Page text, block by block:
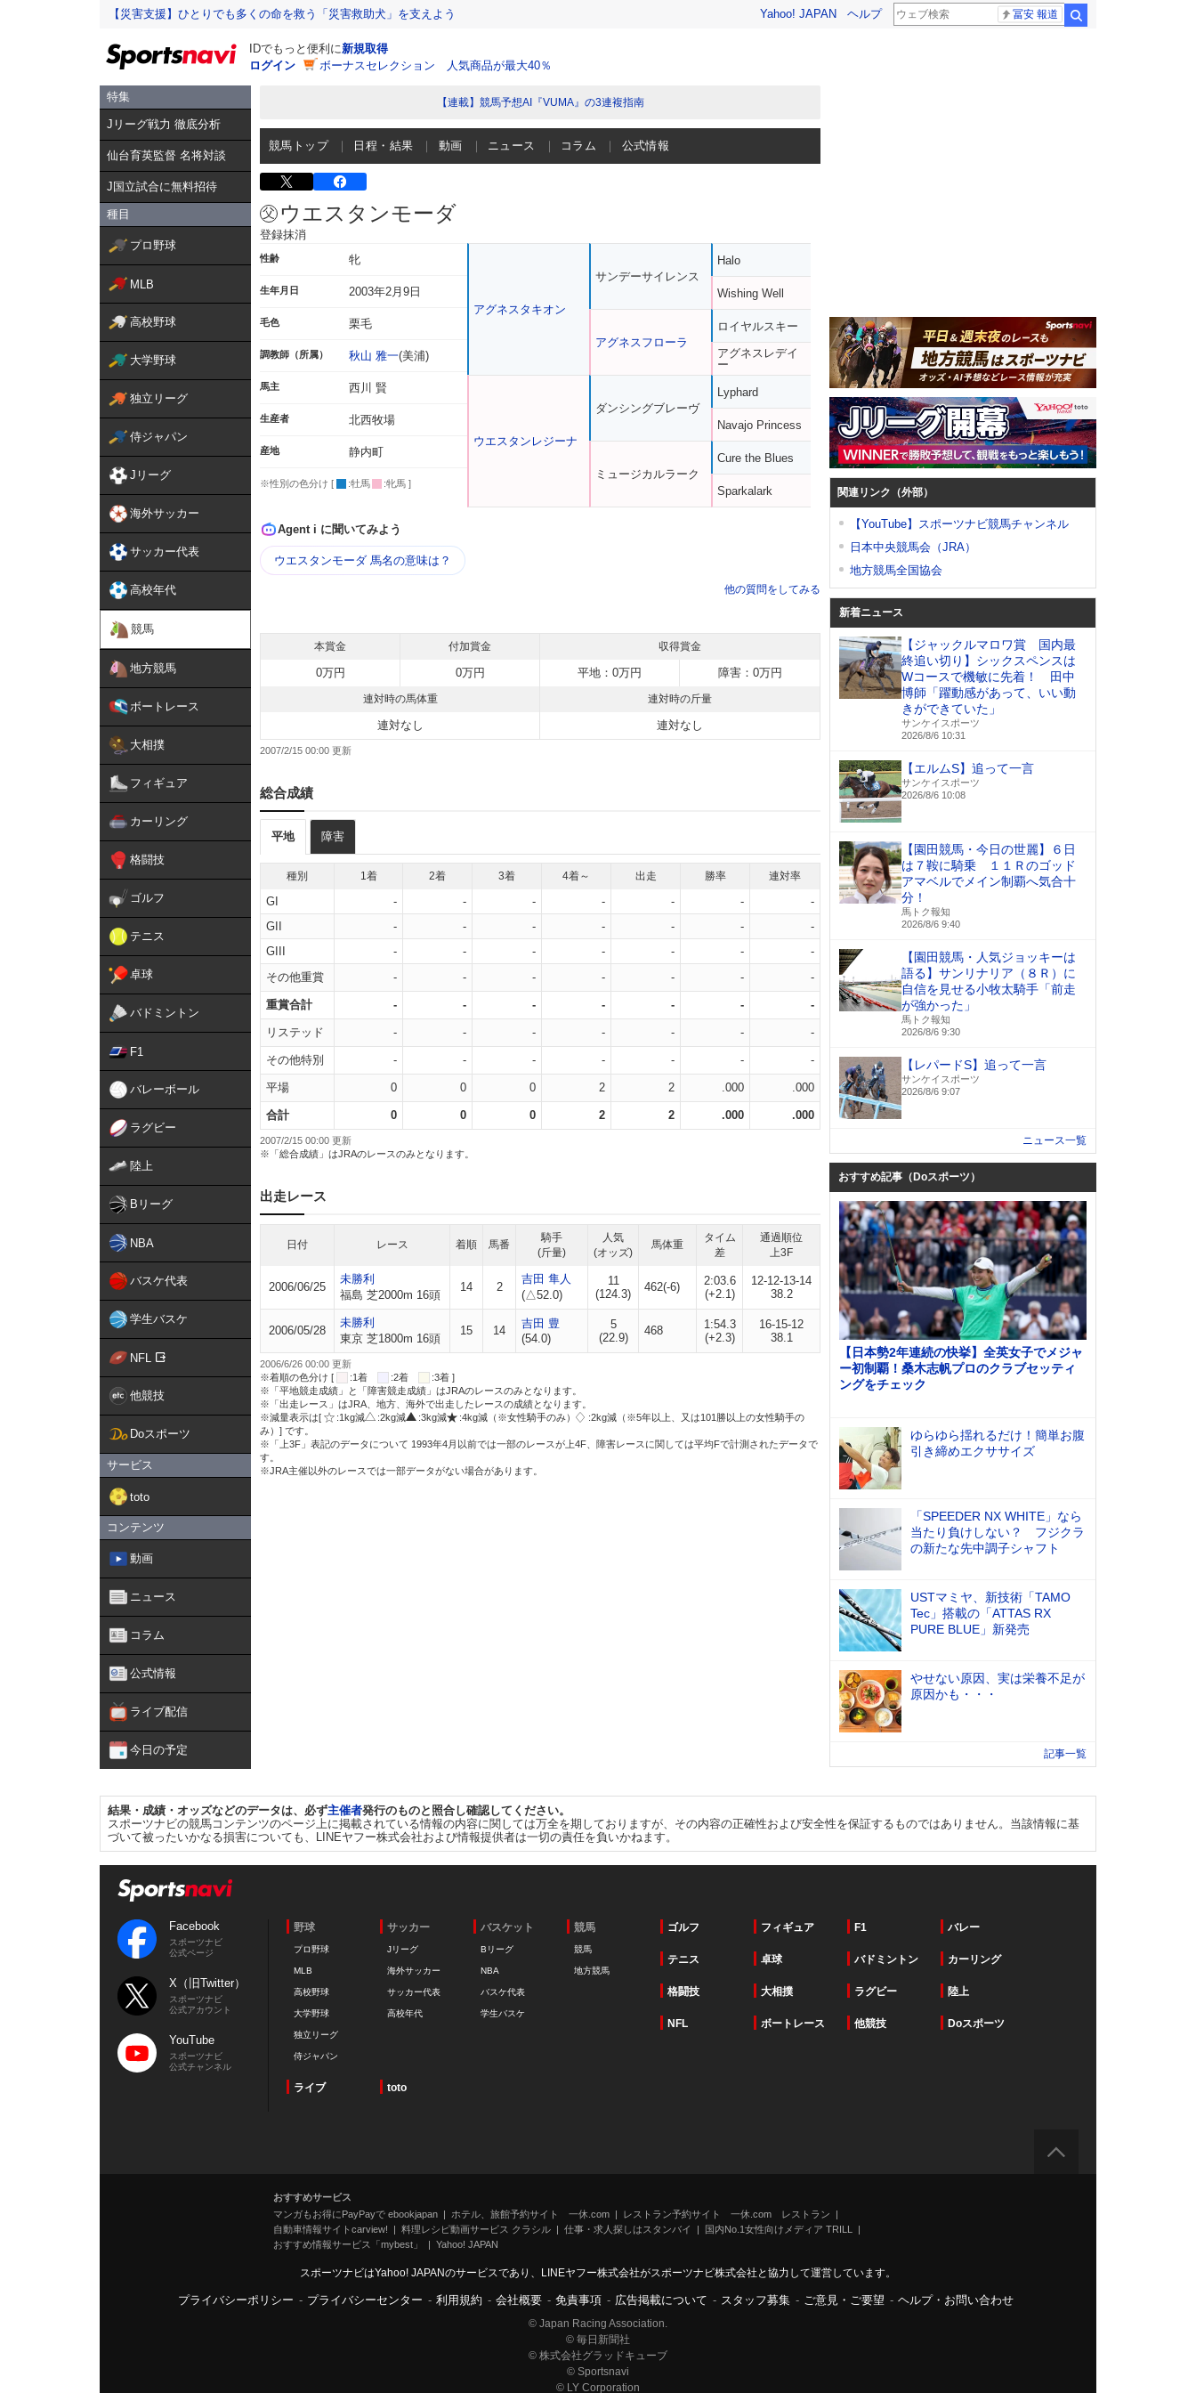
【災害支援】ひとりでも多くの命を救う「災害救助犬」を支えよう Yahoo! JAPAN ヘルプ 冨安 報道
IDでもっと便利に新規取得
ログイン
ボーナスセレクション 人気商品が最大40％
特集
Jリーグ戦力 徹底分析
仙台育英監督 名将対談
J国立試合に無料招待
種目
プロ野球
MLB
高校野球
大学野球
独立リーグ
侍ジャパン
Jリーグ
海外サッカー
サッカー代表
高校年代
競馬
地方競馬
ボートレース
大相撲
フィギュア
カーリング
格闘技
ゴルフ
テニス
卓球
バドミントン
F1
バレーボール
ラグビー
陸上
Bリーグ
NBA
バスケ代表
学生バスケ
NFL
他競技
Doスポーツ
サービス
toto
コンテンツ
動画
ニュース
コラム
公式情報
ライブ配信
今日の予定
【連載】競馬予想AI『VUMA』の3連複指南
競馬トップ 日程・結果 動画 ニュース コラム 公式情報
ウエスタンモーダ
登録抹消
性齢 牝
生年月日 2003年2月9日
毛色 栗毛
調教師（所属） 秋山 雅一(美浦)
馬主 西川 賢
生産者 北西牧場
産地 静内町
※性別の色分け [ :牡馬 :牝馬 ]
アグネスタキオン
ウエスタンレジーナ
サンデーサイレンス
アグネスフローラ
ダンシングブレーヴ
ミュージカルラーク
Halo
Wishing Well
ロイヤルスキー
アグネスレデイ
ー
Lyphard
Navajo Princess
Cure the Blues
Sparkalark
Agent i に聞いてみよう
ウエスタンモーダ 馬名の意味は？
他の質問をしてみる
本賞金 付加賞金 収得賞金
0万円 0万円 平地：0万円 障害：0万円
連対時の馬体重 連対時の斤量
連対なし 連対なし
2007/2/15 00:00
総合成績
平地 障害
種別 1着 2着 3着 4着～ 出走 勝率 連対率
GI - - - - - -
-
GII
- - - - - -
-
GIII
- - - - - -
-
その他重賞
- - - - - - -
重賞合計 - - - - - - -
リステッド - - - - - - -
その他特別 - - - - - - -
平場 0 0 0 2 2 .000 .000
合計 0 0 0 2 2 .000 .000
2007/2/15 00:00 更新
※「総合成績」はJRAのレースのみとなります。
出走レース
日付 レース 着順 馬番
騎手
(斤量)
人気
(オッズ)
馬体重
タイム
差
通過順位
上3F
2006/06/25
未勝利
福島 芝2000m 16頭
14 2
吉田 隼人
(△52.0)
11
(124.3)
462(-6)
2:03.6
(+2.1)
12-12-13-14
38.2
2006/05/28
未勝利
東京 芝1800m 16頭
15 14
吉田 豊
(54.0)
5
(22.9)
468
1:54.3
(+2.3)
16-15-12
38.1
2006/6/26 00:00 更新
※着順の色分け [
:1着 :2着
:3着 ]
※「平地競走成績」と「障害競走成績」はJRAのレースのみとなります。
※「出走レース」はJRA、地方、海外で出走したレースの成績となります。
※減量表示は[
:1kg減 :2kg減 :3kg減 :4kg減（※女性騎手のみ）
:2kg減（※5年以上、又は101勝以上の女性騎手の
み）] です。
※「上3F」表記のデータについて 1993年4月以前では一部のレースが上4F、障害レースに関しては平均Fで計測されたデータで
す。
※JRA主催以外のレースでは一部データがない場合があります。
関連リンク（外部）
【YouTube】スポーツナビ競馬チャンネル
日本中央競馬会（JRA）
地方競馬全国協会
新着ニュース
【ジャックルマロワ賞 国内最
終追い切り】シックスペンスは
Wコースで機敏に先着！ 田中
博師「躍動感があって、いい動
きができていた」
サンケイスポーツ
2026/8/6 10:31
【エルムS】追って一言
サンケイスポーツ
2026/8/6 10:08
【園田競馬・今日の世麗】６日
は７鞍に騎乗 １１Ｒのゴッド
アマベルでメイン制覇へ気合十
分！
馬トク報知
2026/8/6 9:40
【園田競馬・人気ジョッキーは
語る】サンリナリア（８Ｒ）に
自信を見せる小牧太騎手「前走
が強かった」
馬トク報知
2026/8/6 9:30
【レパードS】追って一言
サンケイスポーツ
2026/8/6 9:07
ニュース一覧
おすすめ記事（Doスポーツ）
【日本勢2年連続の快挙】全英女子でメジャ
ー初制覇！桑木志帆プロのクラブセッティ
ングをチェック
ゆらゆら揺れるだけ！簡単お腹
引き締めエクササイズ
「SPEEDER NX WHITE」なら
当たり負けしない？ フジクラ
の新たな先中調子シャフト
USTマミヤ、新技術「TAMO
Tec」搭載の「ATTAS RX
PURE BLUE」新発売
やせない原因、実は栄養不足が
原因かも・・・
記事一覧
結果・成績・オッズなどのデータは、必ず主催者発行のものと照合し確認してください。
スポーツナビの競馬コンテンツのページ上に掲載されている情報の内容に関しては万全を期しておりますが、その内容の正確性および安全性を保証するものではありません。当該情報に基
づいて被ったいかなる損害についても、LINEヤフー株式会社および情報提供者は一切の責任を負いかねます。
Facebook
スポーツナビ
公式ページ
X（旧Twitter）
スポーツナビ
公式アカウント
YouTube
スポーツナビ
公式チャンネル
野球
プロ野球
MLB
高校野球
大学野球
独立リーグ
侍ジャパン
サッカー
Jリーグ
海外サッカー
サッカー代表
高校年代
バスケット
Bリーグ
NBA
バスケ代表
学生バスケ
競馬
競馬
地方競馬
ゴルフ フィギュア F1 バレー
テニス 卓球 バドミントン カーリング
格闘技 大相撲 ラグビー 陸上
NFL ボートレース 他競技 Doスポーツ
ライブ toto
おすすめサービス
マンガもお得にPayPayで ebookjapan
ホテル、旅館予約サイト 一休.com
レストラン予約サイト 一休.com レストラン
自動車情報サイトcarview!
料理レシピ動画サービス クラシル 仕事・求人探しはスタンバイ
国内No.1女性向けメディア TRILL
おすすめ情報サービス「mybest」
Yahoo! JAPAN
スポーツナビはYahoo! JAPANのサービスであり、LINEヤフー株式会社がスポーツナビ株式会社と協力して運営しています。
プライバシーポリシー - プライバシーセンター - 利用規約 - 会社概要 - 免責事項 - 広告掲載について - スタッフ募集 - ご意見・ご要望 - ヘルプ・お問い合わせ
© Japan Racing Association.
© 毎日新聞社
© 株式会社グラッドキューブ
© Sportsnavi
© LY Corporation